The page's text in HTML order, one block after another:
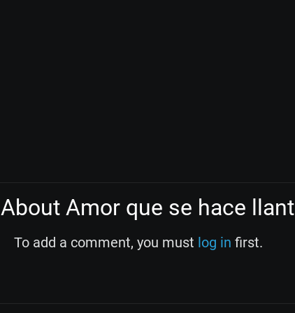
About Amor que se hace
To add a comment, you must log in first.